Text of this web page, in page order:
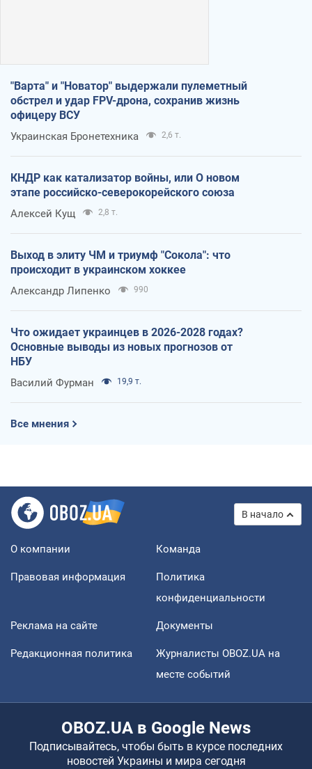
"Варта" и "Новатор" выдержали пулеметный
обстрел и удар FPV-дрона, сохранив жизнь
офицеру ВСУ
Украинская Бронетехника 2,6 т.
КНДР как катализатор войны, или О новом
этапе российско-северокорейского союза
Алексей Кущ 2,8 т.
Выход в элиту ЧМ и триумф "Сокола": что
происходит в украинском хоккее
Александр Липенко 990
Что ожидает украинцев в 2026-2028 годах?
Основные выводы из новых прогнозов от
НБУ
Василий Фурман 19,9 т.
Все мнения
В начало
О компании Команда
Правовая информация
Политика
конфиденциальности
Реклама на сайте Документы
Редакционная политика
Журналисты OBOZ.UA на
месте событий
OBOZ.UA в Google News
Подписывайтесь, чтобы быть в курсе последних
новостей Украины и мира сегодня